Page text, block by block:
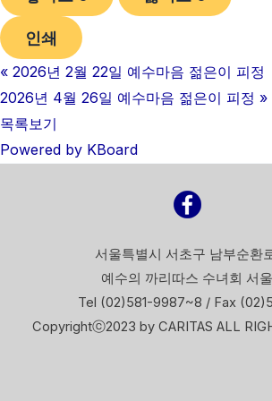
인쇄
« 2026년 2월 22일 예수마음 젊은이 피정
2026년 4월 26일 예수마음 젊은이 피정 »
목록보기
Powered by KBoard
서울특별시 서초구 남부순환
예수의 까리따스 수녀회 서
Tel (02)581-9987~8 / Fax
Copyrightⓒ2023 by CARITAS ALL